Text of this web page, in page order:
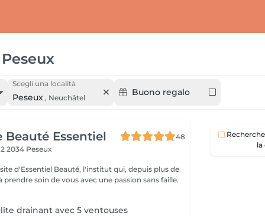
Peseux
Scegli una località
Peseux, Neuchâtel
Buono regalo
Essentiel
48
22034 Peseux
d'Essentiel Beauté, l'institut qui, depuis plus de
prendre soin de vous avec une passion sans faille.
drainant avec 5 ventouses
la